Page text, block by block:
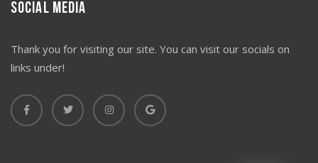
Social Media
Thank you for visiting our site. You can visit our socials on
links under!